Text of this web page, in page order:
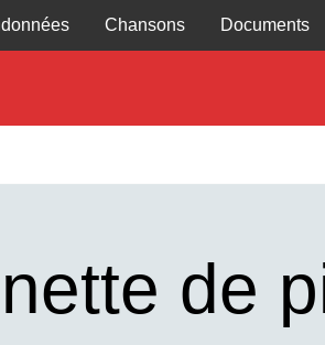
Chansons Documents
de